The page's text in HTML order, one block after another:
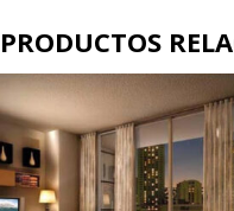
PRODUCTOS